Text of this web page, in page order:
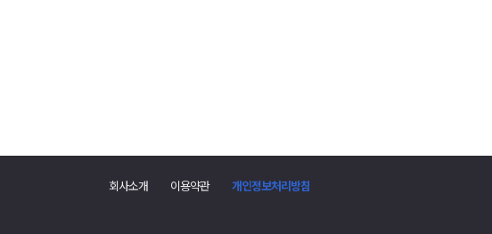
글
회사소개 이용약관 개인정보처리방침